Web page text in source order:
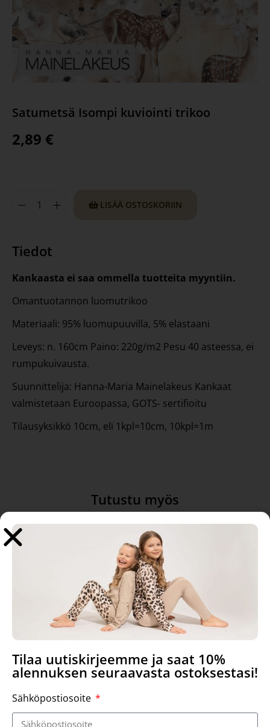
Satumetsä Isompi kuviointi trikoo
2,89 €
LISÄÄ OSTOSKORIIN
Tiedot
Kankaasta ei saa ommella tuotteita myyntiin.
Omantuotannon luomutrikoo
Materiaali: 95% luomupuuvilla, 5% elastaani
Leveys: n. 160cm Paino: 220g/m2 Pesu 40 asteessa, ei
rumpukuivausta.
Suunnittelija: Hanna-Maria Mainelakeus Kankaat
valmistetaan Euroopassa, GOTS- sertifioitu
Tilausyksikkö 10cm, eli 1kpl=10cm, 10kpl=1m
Tutustu myös
Nuppu Softshell Turvassa softshell
Tilaa uutiskirjeemme ja saat 10%
alennuksen seuraavasta ostoksestasi!
Sähköpostiosoite